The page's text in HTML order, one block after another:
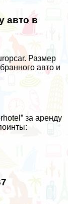
авто в
Размер
авто и
за аренду